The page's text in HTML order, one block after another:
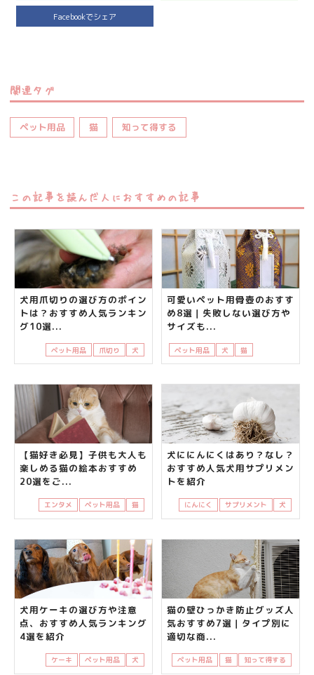
Facebookでシェア
関連タグ
ペット用品 猫 知って得する
この記事を読んだ人におすすめの記事
犬用爪切りの選び方のポイン
トは？おすすめ人気ランキン
グ10選...
ペット用品 爪切り 犬
可愛いペット用骨壺のおすす
め8選｜失敗しない選び方や
サイズも...
ペット用品 犬 猫
【猫好き必見】子供も大人も
楽しめる猫の絵本おすすめ
20選をご...
エンタメ ペット用品 猫
犬ににんにくはあり？なし？
おすすめ人気犬用サプリメン
トを紹介
にんにく サプリメント 犬
犬用ケーキの選び方や注意
点、おすすめ人気ランキング
4選を紹介
ケーキ ペット用品 犬
猫の壁ひっかき防止グッズ人
気おすすめ7選｜タイプ別に
適切な商...
ペット用品 猫 知って得する